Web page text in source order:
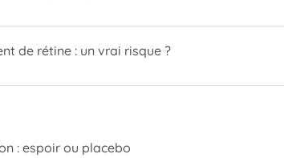
de rétine : un vrai risque ?
: espoir ou placebo